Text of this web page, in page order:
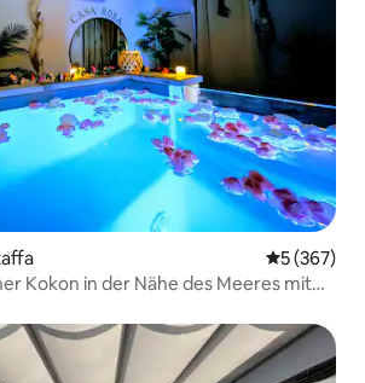
5 (367)
Kokon in der Nähe des Meeres mit